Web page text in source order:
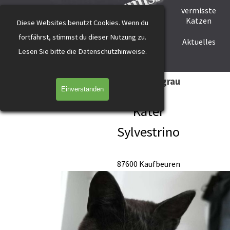
Diese Websites benutzt Cookies. Wenn du
fortfährst, stimmst du dieser Nutzung zu.
Lesen Sie bitte die Datenschutzhinweise.
Einverstanden
Direkt zum Seiteninhalt
vermisste
Katzen
Helfer werden Helfer gesucht Aktuelles
Sylvesterino Kaufbeuren grau
Kater
Sylvestrino
87600 Kaufbeuren